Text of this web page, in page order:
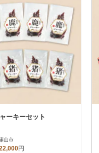
ーキーセット
山市
円